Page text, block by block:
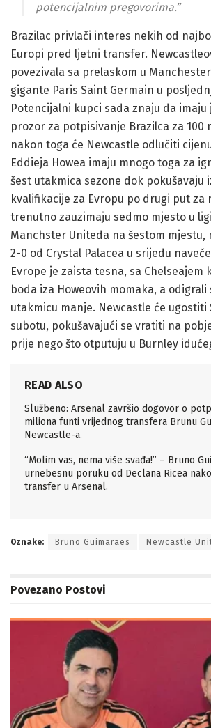
potencijalnim pregovorima.”
Brazilac privlači interes nekih od
Europi pred ljetni transfer.
povezivala sa prelaskom u
gigante Paris Saint Germain u
Potencijalni kupci sada znaju da
prozor za potpisivanje Brazilca za 100
nakon toga će Newcastle odlučiti
Eddieja Howea imaju mnogo toga za
šest utakmica sezone dok pokušavaju
kvalifikacije za Evropu po drugi put za
trenutno zauzimaju sedmo mjesto u
Manchster Uniteda na šestom mjestu,
2-0 od Crystal Palacea u srijedu
Evrope je zaista tesna, sa Chelseajem
boda iza Howeovih momaka, a odigrali
utakmicu manje. Newcastle će ugostiti
subotu, pokušavajući se vratiti na
prije nego što otputuju u Burnley
READ ALSO
Službeno: Arsenal završio dogovor o
miliona funti vrijednog transfera Brunu
Newcastle-a.
“Molim vas, nema više svađa!” – Bruno
urnebesnu poruku od Declana Ricea
transfer u Arsenal.
Oznake: Bruno Guimaraes Newcastle
Povezano Postovi